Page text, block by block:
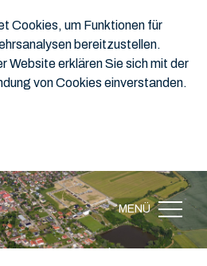
Cookies, um Funktionen für
bereitzustellen.
Website erklären Sie sich mit der
von Cookies einverstanden.
MENÜ